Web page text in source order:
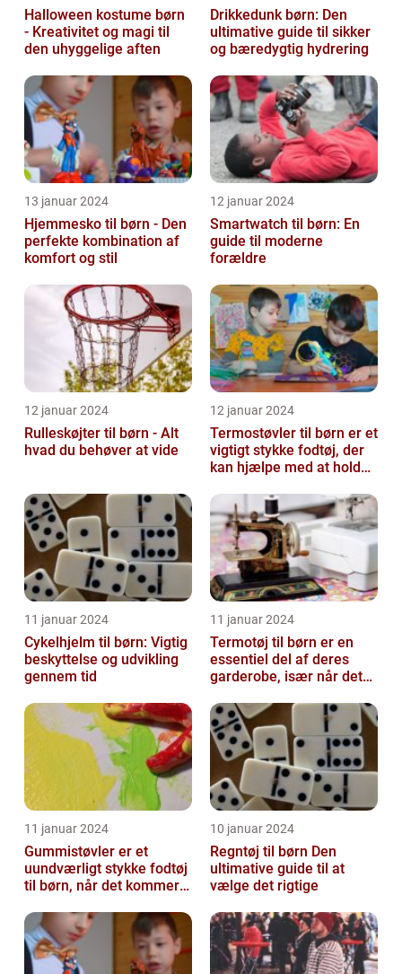
Halloween kostume børn
- Kreativitet og magi til
den uhyggelige aften
Drikkedunk børn: Den
ultimative guide til sikker
og bæredygtig hydrering
13 januar 2024
Hjemmesko til børn - Den
perfekte kombination af
komfort og stil
12 januar 2024
Smartwatch til børn: En
guide til moderne
forældre
12 januar 2024
Rulleskøjter til børn - Alt
hvad du behøver at vide
12 januar 2024
Termostøvler til børn er et
vigtigt stykke fodtøj, der
kan hjælpe med at holde
11 januar 2024
Cykelhjelm til børn: Vigtig
beskyttelse og udvikling
gennem tid
11 januar 2024
Termotøj til børn er en
essentiel del af deres
garderobe, især når det
og ak...
11 januar 2024
Gummistøvler er et
uundværligt stykke fodtøj
til børn, når det kommer
opl...
10 januar 2024
Regntøj til børn Den
ultimative guide til at
vælge det rigtige